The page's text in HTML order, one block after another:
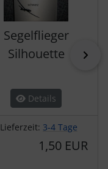
Segelflieger
Silhouette
Details
Lieferzeit: 3-4 Tage
1,50 EUR